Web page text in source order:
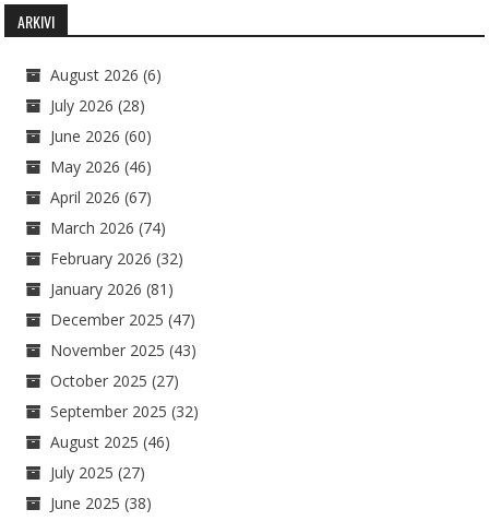
ARKIVI
August 2026 (6)
July 2026 (28)
June 2026 (60)
May 2026 (46)
April 2026 (67)
March 2026 (74)
February 2026 (32)
January 2026 (81)
December 2025 (47)
November 2025 (43)
October 2025 (27)
September 2025 (32)
August 2025 (46)
July 2025 (27)
June 2025 (38)